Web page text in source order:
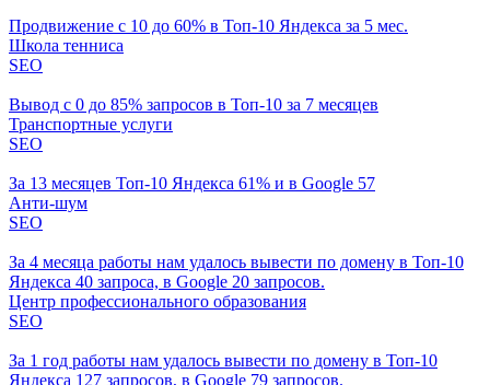
Продвижение с 10 до 60% в Топ-10 Яндекса за 5 мес.
Школа тенниса
SEO
Вывод с 0 до 85% запросов в Топ-10 за 7 месяцев
Транспортные услуги
SEO
За 13 месяцев Топ-10 Яндекса 61% и в Google 57
Анти-шум
SEO
За 4 месяца работы нам удалось вывести по домену в Топ-10
Яндекса 40 запроса, в Google 20 запросов.
Центр профессионального образования
SEO
За 1 год работы нам удалось вывести по домену в Топ-10
Яндекса 127 запросов, в Google 79 запросов.